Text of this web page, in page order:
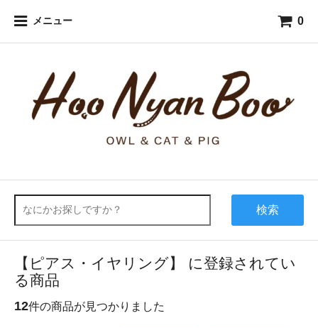
メニュー 0
検索
【ピアス・イヤリング】 に登録されてい
る商品
12件の商品が見つかりました